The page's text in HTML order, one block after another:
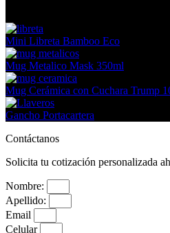
Mini Libreta Bamboo Eco
Mug Metalico Mask 350ml
Mug Cerámica con Cuchara Trump
Gancho Portacartera
Contáctanos
Solicita tu cotización personalizada
Nombre:
Apellido:
Email
Celular